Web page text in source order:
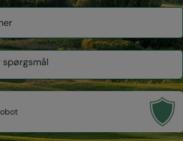
spørgsmål